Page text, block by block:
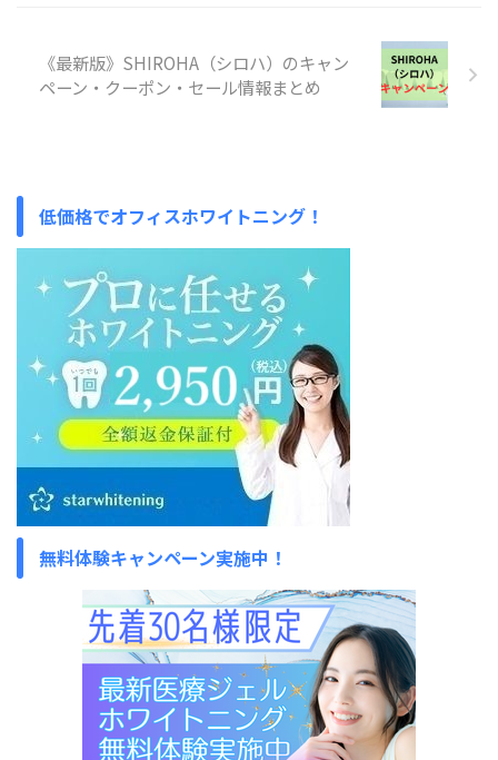
《最新版》SHIROHA（シロハ）のキャン
ペーン・クーポン・セール情報まとめ
低価格でオフィスホワイトニング！
無料体験キャンペーン実施中！